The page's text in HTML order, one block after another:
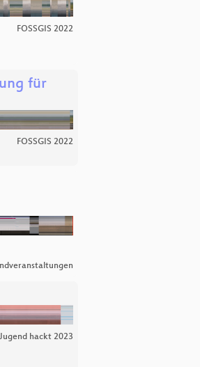
FOSSGIS 2022
für
FOSSGIS 2022
Jugend hackt 2023